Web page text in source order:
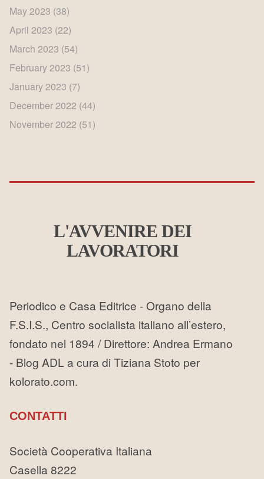
May 2023 (38)
April 2023 (22)
March 2023 (54)
February 2023 (51)
January 2023 (7)
December 2022 (44)
November 2022 (51)
L'AVVENIRE DEI
LAVORATORI
Periodico e Casa Editrice - Organo della
F.S.I.S., Centro socialista italiano all’estero,
fondato nel 1894 / Direttore: Andrea Ermano
- Blog ADL a cura di Tiziana Stoto per
kolorato.com.
CONTATTI
Società Cooperativa Italiana
Casella 8222